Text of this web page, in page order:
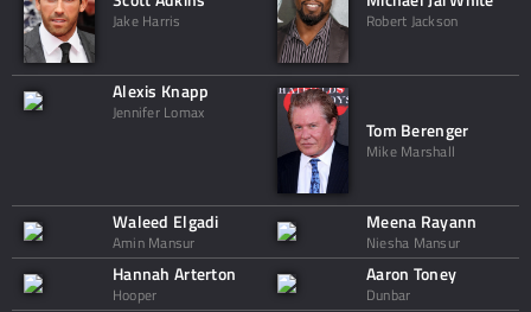
Jake Harris Robert Jackson
Alexis Knapp
Jennifer Lomax
Tom Berenger
Mike Marshall
Waleed Elgadi
Amin Mansur
Meena Rayann
Niesha Mansur
Hannah Arterton
Hooper
Aaron Toney
Dunbar